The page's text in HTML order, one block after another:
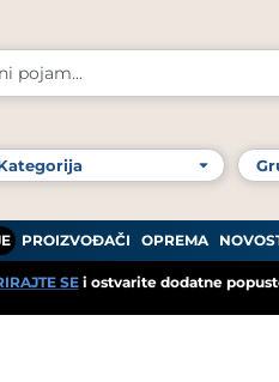
PROIZVOĐAČI OPREMA
SEi ostvarite dodatne